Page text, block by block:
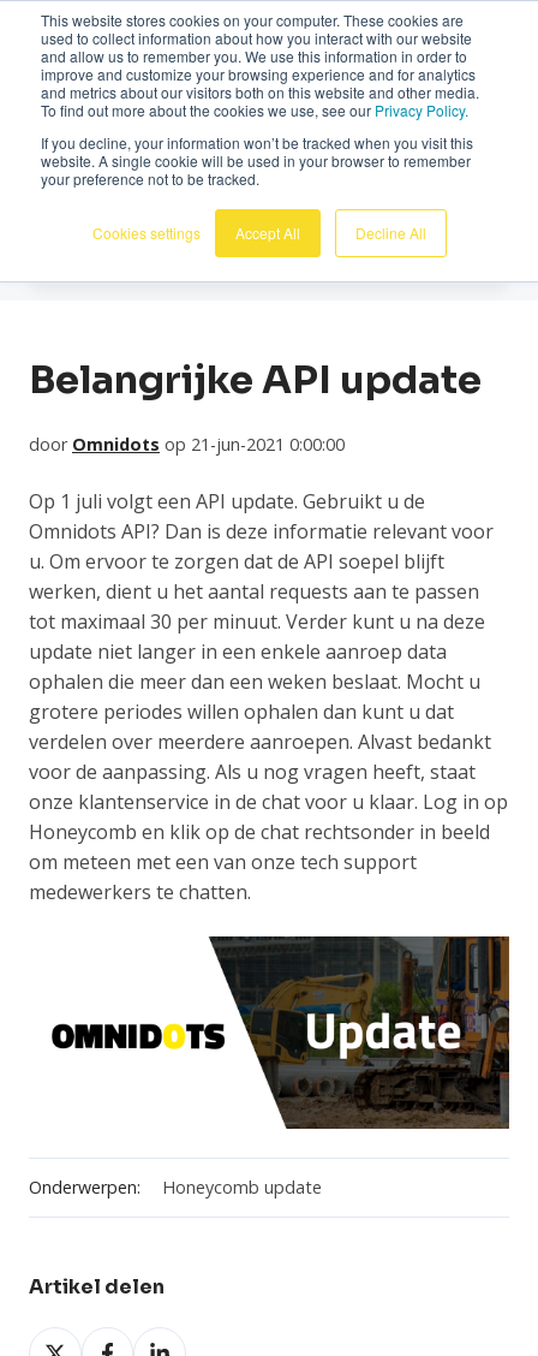
This website stores cookies on your computer. These cookies are
used to collect information about how you interact with our website
and allow us to remember you. We use this information in order to
improve and customize your browsing experience and for analytics
and metrics about our visitors both on this website and other media.
To find out more about the cookies we use, see our Privacy Policy.
If you decline, your information won’t be tracked when you visit this
website. A single cookie will be used in your browser to remember
your preference not to be tracked.
Cookies settings Accept All Decline All
Nederlands
Nieuws
Belangrijke API update
door Omnidots op 21-jun-2021 0:00:00
Op 1 juli volgt een API update. Gebruikt u de
Omnidots API? Dan is deze informatie relevant voor
u. Om ervoor te zorgen dat de API soepel blijft
werken, dient u het aantal requests aan te passen
tot maximaal 30 per minuut. Verder kunt u na deze
update niet langer in een enkele aanroep data
ophalen die meer dan een weken beslaat. Mocht u
grotere periodes willen ophalen dan kunt u dat
verdelen over meerdere aanroepen. Alvast bedankt
voor de aanpassing. Als u nog vragen heeft, staat
onze klantenservice in de chat voor u klaar. Log in op
Honeycomb en klik op de chat rechtsonder in beeld
om meteen met een van onze tech support
medewerkers te chatten.
Onderwerpen: Honeycomb update
Artikel delen
Deel
Deel
Deel